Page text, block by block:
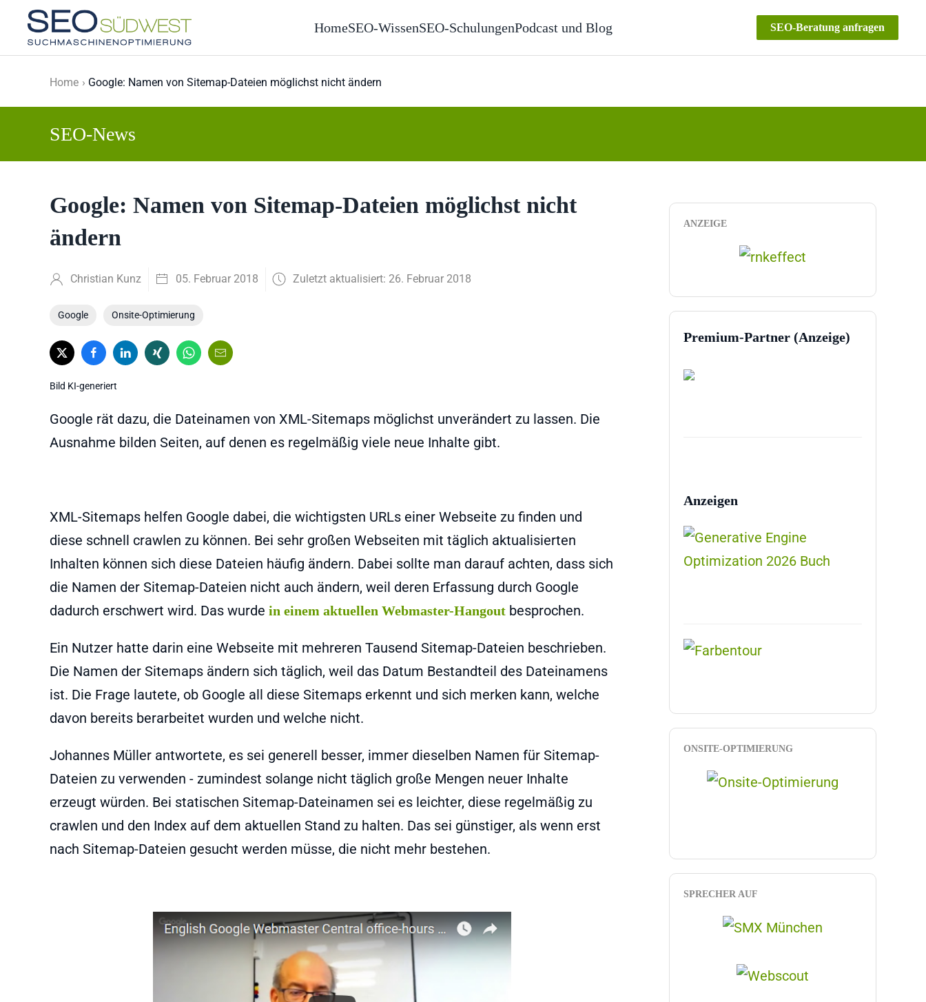
Skip to main content
HomeSEO-WissenSEO-SchulungenPodcast und Blog SEO-Beratung anfragen
Home Google: Namen von Sitemap-Dateien möglichst nicht ändern
SEO-News
Google: Namen von Sitemap-Dateien möglichst nicht
ändern
Christian Kunz 05. Februar 2018 Zuletzt aktualisiert: 26. Februar 2018
Google Onsite-Optimierung
Bild KI-generiert
Google rät dazu, die Dateinamen von XML-Sitemaps möglichst unverändert zu lassen. Die
Ausnahme bilden Seiten, auf denen es regelmäßig viele neue Inhalte gibt.
XML-Sitemaps helfen Google dabei, die wichtigsten URLs einer Webseite zu finden und
diese schnell crawlen zu können. Bei sehr großen Webseiten mit täglich aktualisierten
Inhalten können sich diese Dateien häufig ändern. Dabei sollte man darauf achten, dass sich
die Namen der Sitemap-Dateien nicht auch ändern, weil deren Erfassung durch Google
dadurch erschwert wird. Das wurde in einem aktuellen Webmaster-Hangout besprochen.
Ein Nutzer hatte darin eine Webseite mit mehreren Tausend Sitemap-Dateien beschrieben.
Die Namen der Sitemaps ändern sich täglich, weil das Datum Bestandteil des Dateinamens
ist. Die Frage lautete, ob Google all diese Sitemaps erkennt und sich merken kann, welche
davon bereits berarbeitet wurden und welche nicht.
Johannes Müller antwortete, es sei generell besser, immer dieselben Namen für Sitemap-
Dateien zu verwenden - zumindest solange nicht täglich große Mengen neuer Inhalte
erzeugt würden. Bei statischen Sitemap-Dateinamen sei es leichter, diese regelmäßig zu
crawlen und den Index auf dem aktuellen Stand zu halten. Das sei günstiger, als wenn erst
nach Sitemap-Dateien gesucht werden müsse, die nicht mehr bestehen.
ANZEIGE
Premium-Partner (Anzeige)
Anzeigen
ONSITE-OPTIMIERUNG
SPRECHER AUF